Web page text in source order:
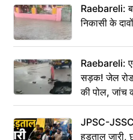
Raebareli:
निकासी के
Raebareli:
सड़क! जेल रोड
की पोल, जांच
JPSC-JSSC
हड़ताल जारी,